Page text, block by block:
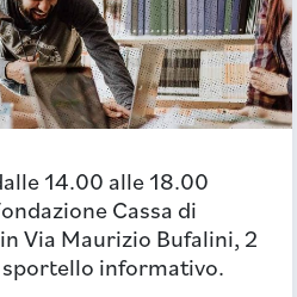
14.00 alle 18.00
Cassa di
Via Maurizio Bufalini, 2
sportello informativo.